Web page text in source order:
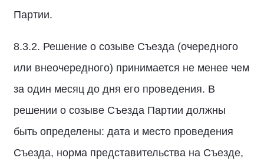
Партии.
8.3.2. Решение о созыве Съезда (очередного
или внеочередного) принимается не менее чем
за один месяц до дня его проведения. В
решении о созыве Съезда Партии должны
быть определены: дата и место проведения
Съезда, норма представительства на Съезде,